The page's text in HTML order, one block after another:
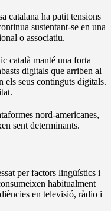
catalana ha patit tensions
sustentant-se en una
o associatiu.
català manté una forta
digitals que arriben al
els seus continguts digitals.
nord-americanes,
sent determinants.
per factors lingüístics i
habitualment
en televisió, ràdio i